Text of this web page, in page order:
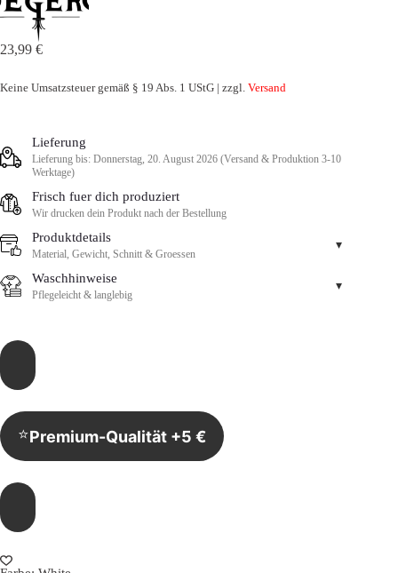
23,99 €
Keine Umsatzsteuer gemäß § 19 Abs. 1 UStG | zzgl. Versand
Lieferung
Lieferung bis: Donnerstag, 20. August 2026 (Versand & Produktion 3-10
Werktage)
Frisch fuer dich produziert
Wir drucken dein Produkt nach der Bestellung
Produktdetails
Material, Gewicht, Schnitt & Groessen
▾
Waschhinweise
Pflegeleicht & langlebig
▾
⭐Premium-Qualität +5 €